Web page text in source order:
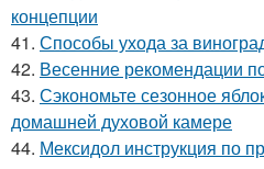
концепции
41. Способы ухода за
42. Весенние рекомендации
43. Сэкономьте сезонное
домашней духовой камере
44. Мексидол инструкция по